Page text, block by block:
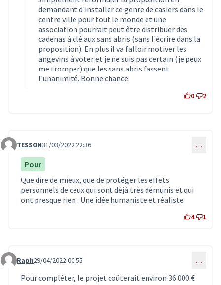
demandant d'installer ce genre de casiers dans le
centre ville pour tout le monde et une
association pourrait peut être distribuer des
cadenas à clé aux sans abris (sans l'écrire dans la
proposition). En plus il va falloir motiver les
angevins à voter et je ne suis pas certain (je peux
me tromper) que les sans abris fassent
l'unanimité. Bonne chance.
0 2
Commentaire 3728
TESSON31/03/2022 22:36 …
Pour
Que dire de mieux, que de protéger les effets
personnels de ceux qui sont dèjà très démunis et qui
ont presque rien . Une idée humaniste et réaliste
4 1
Commentaire 4065
Raph29/04/2022 00:55 …
Pour compléter, le projet coûterait environ 36 000 €